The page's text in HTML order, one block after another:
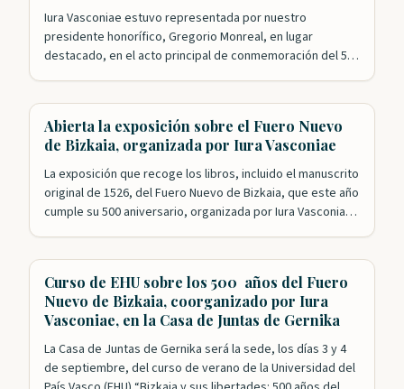
Iura Vasconiae estuvo representada por nuestro
presidente honorífico, Gregorio Monreal, en lugar
destacado, en el acto principal de conmemoración del 500
primero de ellos con el exitoso…
Abierta la exposición sobre el Fuero Nuevo
de Bizkaia, organizada por Iura Vasconiae
La exposición que recoge los libros, incluido el manuscrito
original de 1526, del Fuero Nuevo de Bizkaia, que este año
cumple su 500 aniversario, organizada por Iura Vasconiae,
Curso de EHU sobre los 500 años del Fuero
Nuevo de Bizkaia, coorganizado por Iura
Vasconiae, en la Casa de Juntas de Gernika
La Casa de Juntas de Gernika será la sede, los días 3 y 4
de septiembre, del curso de verano de la Universidad del